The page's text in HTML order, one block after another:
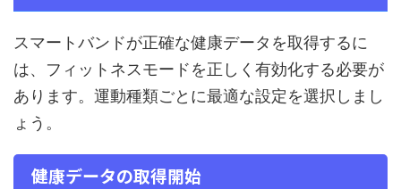
スマートバンドが正確な健康データを取得するに
は、フィットネスモードを正しく有効化する必要が
あります。運動種類ごとに最適な設定を選択しまし
ょう。
健康データの取得開始